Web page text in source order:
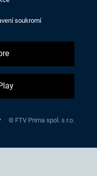
soukromí
© FTV Prima spol. s r.o.